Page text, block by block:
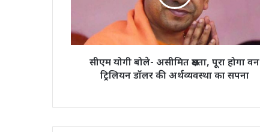
वन
ट्रिलियन
अर्थव्यवस्था
सपना
सीएम योगी बोले- असीमित क्षमता, पूरा होगा वन
ट्रिलियन डॉलर की अर्थव्यवस्था का सपना